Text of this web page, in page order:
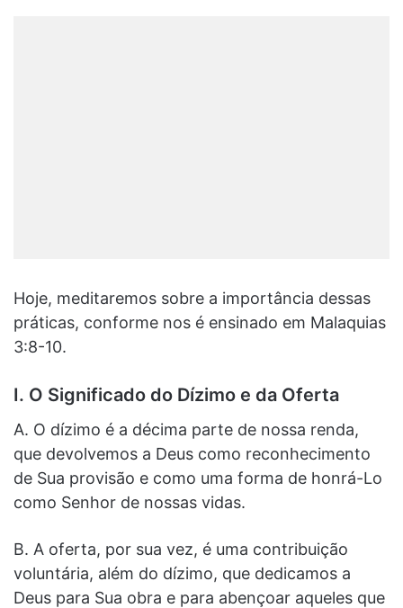
Hoje, meditaremos sobre a importância dessas
práticas, conforme nos é ensinado em Malaquias
3:8-10.
I. O Significado do Dízimo e da Oferta
A. O dízimo é a décima parte de nossa renda,
que devolvemos a Deus como reconhecimento
de Sua provisão e como uma forma de honrá-Lo
como Senhor de nossas vidas.
B. A oferta, por sua vez, é uma contribuição
voluntária, além do dízimo, que dedicamos a
Deus para Sua obra e para abençoar aqueles que